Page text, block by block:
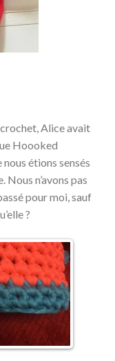
Alice avait
Hoooked
étions sensés
n’avons pas
pour moi, sauf
?